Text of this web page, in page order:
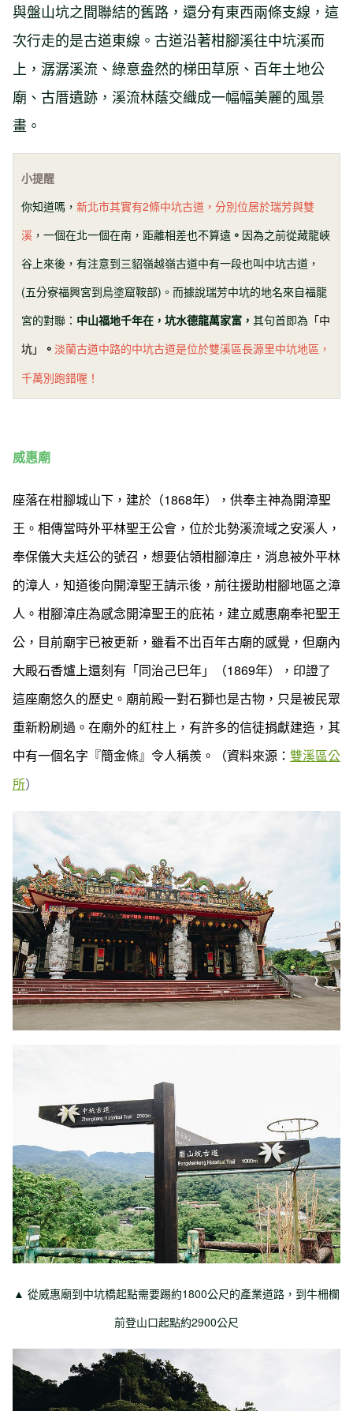
與盤山坑之間聯結的舊路，還分有東西兩條支線，這
次行走的是古道東線。古道沿著柑腳溪往中坑溪而
上，潺潺溪流、綠意盎然的梯田草原、百年土地公
廟、古厝遺跡，溪流林蔭交織成一幅幅美麗的風景
畫。
小提醒
你知道嗎， 新北市其實有2條中坑古道，分別位居於瑞芳與雙
溪 ，一個在北一個在南，距離相差也不算遠 。 因為之前從藏龍峽
谷上來後，有注意到三貂嶺越嶺古道中有一段也叫中坑古道，
(五分寮福興宮到烏塗窟鞍部)。而據說瑞芳中坑的地名來自福龍
宮的對聯： 中山福地千年在，坑水德龍萬家富， 其句首即為 「中
坑」
。 淡蘭古道中路的中坑古道是位於雙溪區長源里中坑地區，
千萬別跑錯喔！
威惠廟
座落在柑腳城山下，建於（1868年），供奉主神為開漳聖
王。相傳當時外平林聖王公會，位於北勢溪流域之安溪人，
奉保儀大夫尪公的號召，想要佔領柑腳漳庄，消息被外平林
的漳人，知道後向開漳聖王請示後，前往援助柑腳地區之漳
人。柑腳漳庄為感念開漳聖王的庇祐，建立威惠廟奉祀聖王
公，目前廟宇已被更新，雖看不出百年古廟的感覺，但廟內
大殿石香爐上還刻有「同治己巳年」（1869年），印證了
這座廟悠久的歷史。廟前殿一對石獅也是古物，只是被民眾
重新粉刷過。在廟外的紅柱上，有許多的信徒捐獻建造，其
中有一個名字『簡金條』令人稱羨。（資料來源： 雙溪區公
所）
▲ 從威惠廟到中坑橋起點需要踢約1800公尺的產業道路，到牛柵欄
前登山口起點約2900公尺